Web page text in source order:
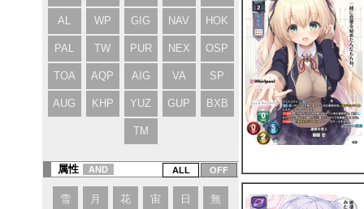
AL WP GIG NAV HOK
PAL TW PUR NEX OSP
TOA AQP AIG VA SP
AUG KHP YUZ GUP BXB
TM
属性 AND
雪 月 花 宙 日 無